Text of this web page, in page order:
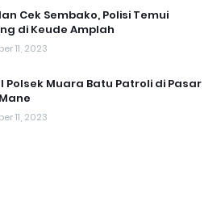
Cek Sembako, Polisi Temui
di Keude Amplah
11, 2023
Polsek Muara Batu Patroli di Pasar
11, 2023